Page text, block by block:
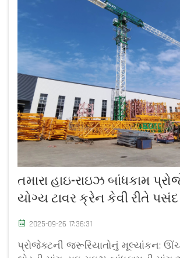
તમારા હાઇ-રાઇઝ બાંધકામ
યોગ્ય ટાવર ક્રેન કેવી રીતે
2025-09-26 17:36:31
પ્રોજેક્ટની જરૂરિયાતોનું મૂલ્યાંકન: